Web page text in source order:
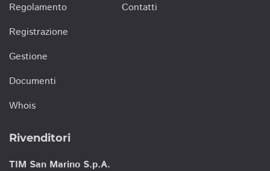
Regolamento
Registrazione
Gestione
Documenti
Whois
Contatti
Rivenditori
TIM San Marino S.p.A.